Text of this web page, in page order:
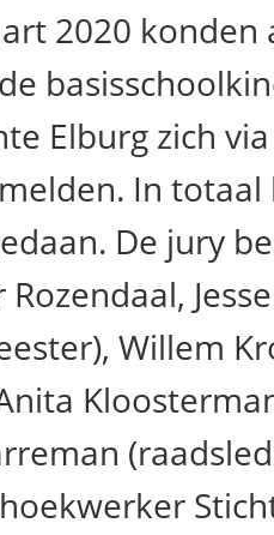
2020 konden
Elburg zich
In totaal
De jury
Willem